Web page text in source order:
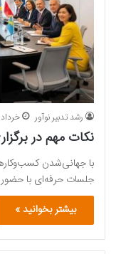
رشد تدبیر نوآور خرداد ۸, ۱۴۰۴
نکات مهم در
با جهانی‌شدن
جلسات حرفه‌ای با
بیشتر بخوانید »